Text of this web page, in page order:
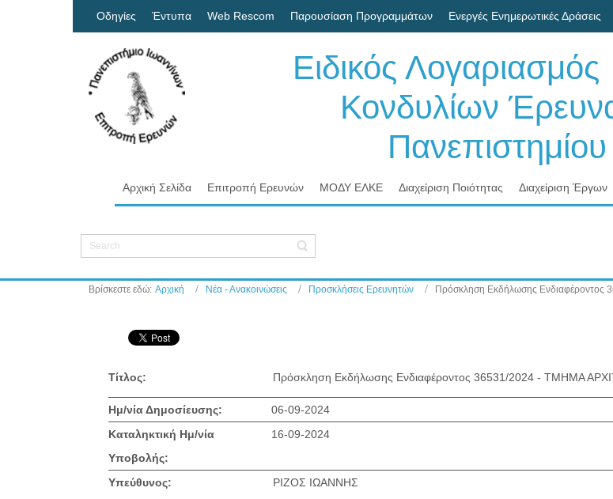
Οδηγίες Έντυπα Web Rescom Παρουσίαση Προγραμμάτων Ενεργές Ενημερωτικές Δράσεις
Ειδικός Λογαριασμός
Κονδυλίων
Πανεπιστημίου
Αρχική Σελίδα Επιτροπή Ερευνών ΜΟΔΥ ΕΛΚΕ Διαχείριση Ποιότητας Διαχείριση Έργων
Βρίσκεστε εδώ: Αρχική Νέα - Ανακοινώσεις Προσκλήσεις Ερευνητών Πρόσκληση Εκδήλωσης
Τίτλος: Πρόσκληση Εκδήλωσης Ενδιαφέροντος 36531/2024 - ΤΜΗΜΑ
Ημ/νία Δημοσίευσης:
06-09-2024
Καταληκτική Ημ/νία
Υποβολής:
16-09-2024
Υπεύθυνος: ΡΙΖΟΣ ΙΩΑΝΝΗΣ